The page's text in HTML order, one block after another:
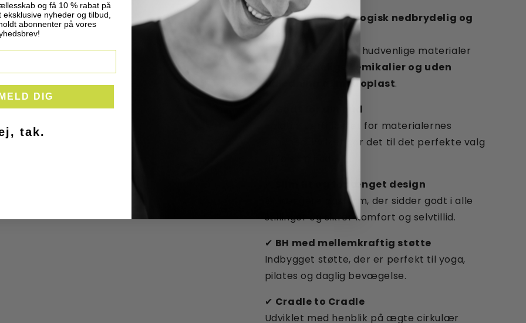
✔Miljøvenlig, biologisk nedbrydelig og
giftfri
Fremstillet af sikre, hudvenlige materialer
uden skadelige kemikalier og uden
udledning af mikroplast.
Godt for din hud
-platin-certificeret for materialernes
sundhed, hvilket gør det til det perfekte valg
Slim fit og forlænget design
En længere pasform, der sidder godt i alle
stillinger og sikrer komfort og selvtillid.
✔ BH med mellemkraftig støtte
Indbygget støtte, der er perfekt til yoga,
pilates og daglig bevægelse.
✔ Cradle to Cradle
Udviklet med henblik på ægte cirkulær
og få 10 % rabat på
nyheder og tilbud,
abonnenter på vores
DIG
tak.